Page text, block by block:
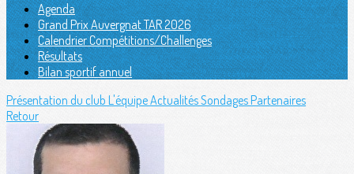
Agenda
Grand Prix Auvergnat TAR 2026
Calendrier Compétitions/Challenges
Résultats
Bilan sportif annuel
Présentation du club L'équipeActualitésSondagesPartenaires
Retour